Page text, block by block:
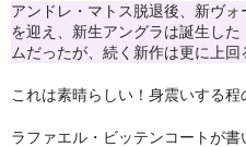
ジャパニーズ
メンバー
ヴォーカリスト
アンドレ・マトス脱退後、新ヴ
を迎え、新生アングラは誕生し
ムだったが、続く新作は更に上
これは素晴らしい！身震いする程
ラファエル・ビッテンコートが